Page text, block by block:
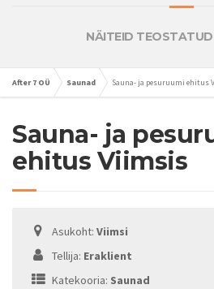
NÄITEID
After 7 OÜ Saunad Sauna- ja pesuruumi ehitus
Sauna- ja
ehitus Viimsis
Asukoht: Viimsi
Tellija: Eraklient
Katekooria: Saunad